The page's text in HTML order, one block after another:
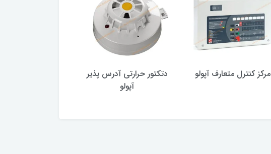
مرکز کنترل متعارف آپولو
دتکتور حرارتی آدرس پذیر
آپولو